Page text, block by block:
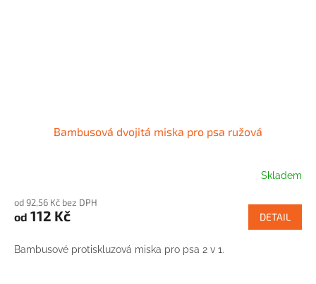
Bambusová dvojitá miska pro psa ružová
Skladem
od 92,56 Kč bez DPH
od 112 Kč DETAIL
Bambusové protiskluzová miska pro psa 2 v 1.